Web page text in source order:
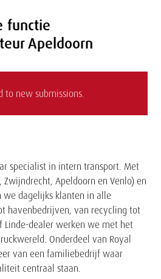
functie
Apeldoorn
to new submissions.
specialist in intern transport. Met
Apeldoorn en Venlo) en
we dagelijks klanten in alle
havenbedrijven, van recycling tot
Linde-dealer werken we met het
Onderdeel van Royal
van een familiebedrijf waar
centraal staan.